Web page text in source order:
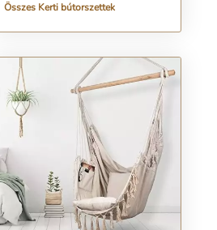
Összes Kerti bútorszettek